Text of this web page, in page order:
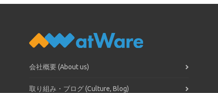
会社概要 (About us)
取り組み・ブログ (Culture, Blog)